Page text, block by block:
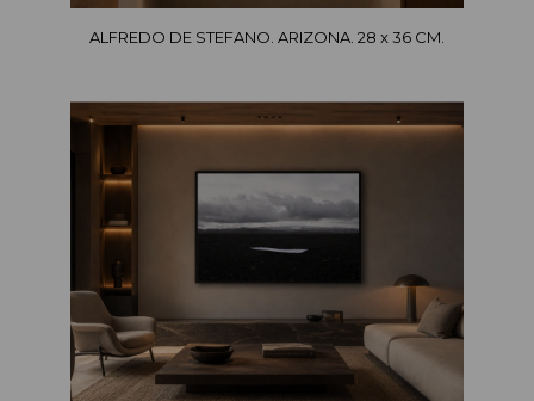
ALFREDO DE STEFANO. ARIZONA. 28 x 36 CM.